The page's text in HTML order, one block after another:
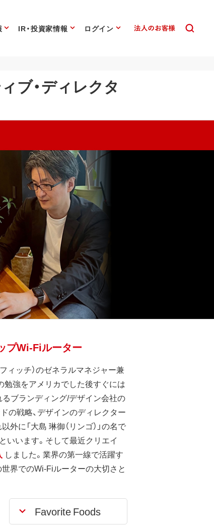
IR・投資家情報 ログイン
ブ・ディレクタ
プWi-Fiルーター
ィッチ）のゼネラルマネジャー兼
勉強をアメリカでした後すぐには
ブランディング/デザイン会社の
の戦略、デザインのディレクター
に「大島 琳御（リンゴ）」の名で
いいます。そして最近クリエイ
しました。業界の第一線で活躍す
界でのWi-Fiルーターの大切さと
Favorite Foods